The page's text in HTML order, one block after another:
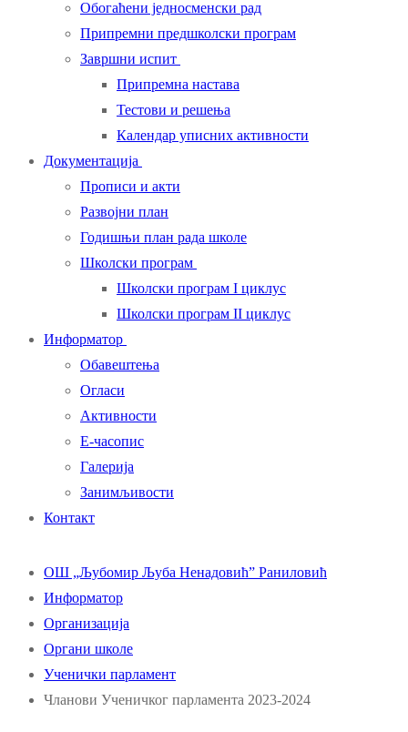
Обогаћени једносменски рад
Припремни предшколски програм
Завршни испит
Припремна настава
Тестови и решења
Календар уписних активности
Документација
Прописи и акти
Развојни план
Годишњи план рада школе
Школски програм
Школски програм I циклус
Школски програм II циклус
Информатор
Обавештења
Огласи
Активности
Е-часопис
Галерија
Занимљивости
Контакт
ОШ „Љубомир Љуба Ненадовић” Раниловић
Информатор
Организација
Органи школе
Ученички парламент
Чланови Ученичког парламента 2023-2024